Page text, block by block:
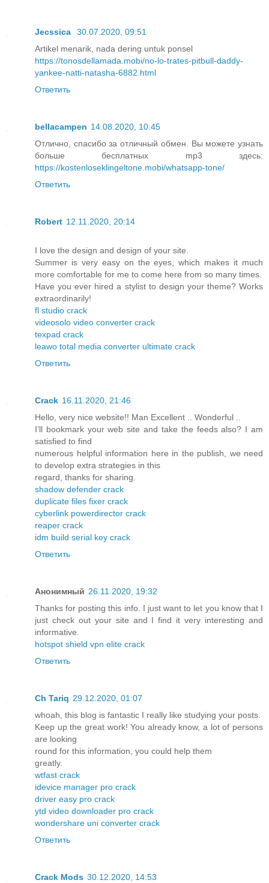
Jecssica
30.07.2020, 09:51
Artikel menarik, nada dering untuk ponsel
https://tonosdellamada.mobi/no-lo-trates-pitbull-daddy-
yankee-natti-natasha-6882.html
Ответить
bellacampen 14.08.2020, 10:45
Отлично, спасибо за отличный обмен. Вы можете узнать
больше бесплатных mp3 здесь:
https://kostenloseklingeltone.mobi/whatsapp-tone/
Ответить
Robert 12.11.2020, 20:14
I love the design and design of your site.
Summer is very easy on the eyes, which makes it much
more comfortable for me to come here from so many times.
Have you ever hired a stylist to design your theme? Works
extraordinarily!
fl studio crack
videosolo video converter crack
texpad crack
leawo total media converter ultimate crack
Ответить
Crack 16.11.2020, 21:46
Hello, very nice website!! Man Excellent .. Wonderful ..
I’ll bookmark your web site and take the feeds also? I am
satisfied to find
numerous helpful information here in the publish, we need
to develop extra strategies in this
regard, thanks for sharing.
shadow defender crack
duplicate files fixer crack
cyberlink powerdirector crack
reaper crack
idm build serial key crack
Ответить
Анонимный 26.11.2020, 19:32
Thanks for posting this info. I just want to let you know that I
just check out your site and I find it very interesting and
informative.
hotspot shield vpn elite crack
Ответить
Ch Tariq 29.12.2020, 01:07
whoah, this blog is fantastic I really like studying your posts.
Keep up the great work! You already know, a lot of persons
are looking
round for this information, you could help them
greatly.
wtfast crack
idevice manager pro crack
driver easy pro crack
ytd video downloader pro crack
wondershare uni converter crack
Ответить
Crack Mods 30.12.2020, 14:53